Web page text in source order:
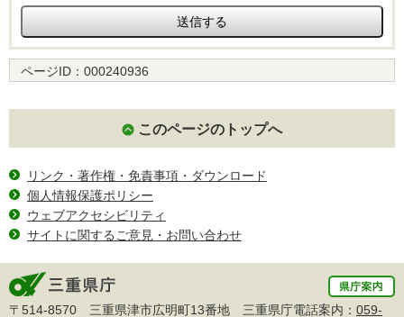
ページID： 000240936
このページのトップへ
リンク・著作権・免責事項・ダウンロード
個人情報保護ポリシー
ウェブアクセシビリティ
サイトに関するご意見・お問い合わせ
〒514-8570 三重県津市広明町13番地 三重県庁電話案内： 059-